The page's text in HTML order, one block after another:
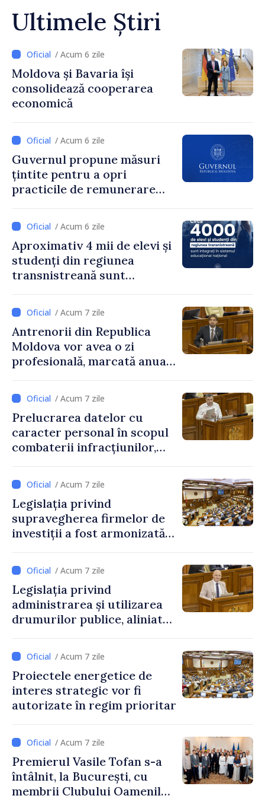
Ultimele Știri
/ Acum 6 zile
Moldova și Bavaria își
consolidează cooperarea
economică
/ Acum 6 zile
Guvernul propune măsuri
țintite pentru a opri
practicile de remunerare
/ Acum 6 zile
Aproximativ 4 mii de elevi și
studenți din regiunea
transnistreană sunt
educațional național
/ Acum 7 zile
Antrenorii din Republica
Moldova vor avea o zi
profesională, marcată anual
/ Acum 7 zile
Prelucrarea datelor cu
caracter personal în scopul
combaterii infracțiunilor,
/ Acum 7 zile
Legislația privind
supravegherea firmelor de
investiții a fost armonizată
/ Acum 7 zile
Legislația privind
administrarea și utilizarea
drumurilor publice, aliniată
/ Acum 7 zile
Proiectele energetice de
interes strategic vor fi
autorizate în regim prioritar
/ Acum 7 zile
Premierul Vasile Tofan s-a
întâlnit, la București, cu
membrii Clubului Oamenilor